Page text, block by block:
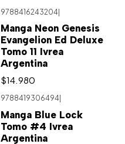
9788416243204
Manga Neon Genesis
Evangelion Ed Deluxe
Tomo 11 Ivrea
Argentina
$14.980
9788419306494
Manga Blue Lock
Tomo #4 Ivrea
Argentina